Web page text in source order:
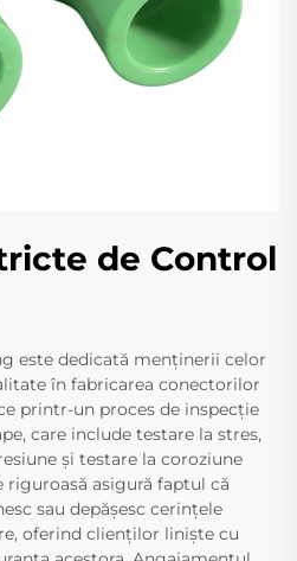
de Control
este dedicată menținerii celor
în fabricarea conectorilor
printr-un proces de inspecție
care include testare la stres,
și testare la coroziune
riguroasă asigură faptul că
sau depășesc cerințele
oferind clienților liniște cu